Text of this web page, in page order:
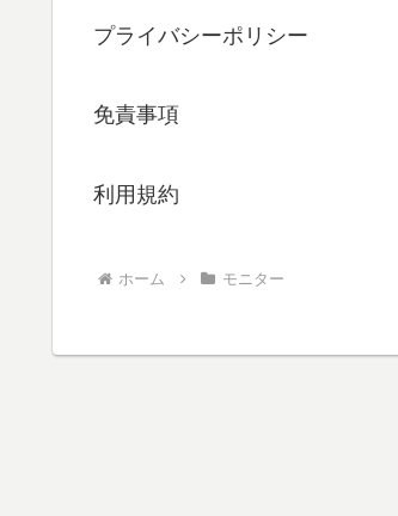
プライバシーポリシー
免責事項
利用規約
ホーム モニター